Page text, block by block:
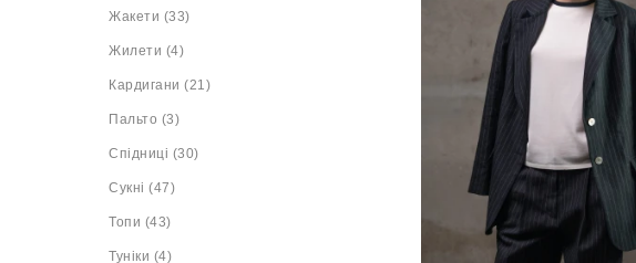
Жакети (33)
Жилети (4)
Кардигани (21)
Пальто (3)
Спідниці (30)
Сукні (47)
Топи (43)
Туніки (4)